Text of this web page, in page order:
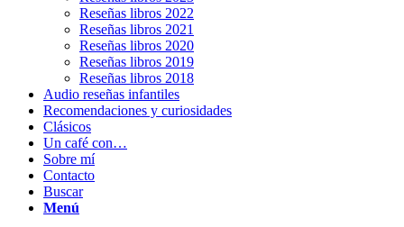
Reseñas libros 2022
Reseñas libros 2021
Reseñas libros 2020
Reseñas libros 2019
Reseñas libros 2018
Audio reseñas infantiles
Recomendaciones y curiosidades
Clásicos
Un café con…
Sobre mí
Contacto
Buscar
Menú